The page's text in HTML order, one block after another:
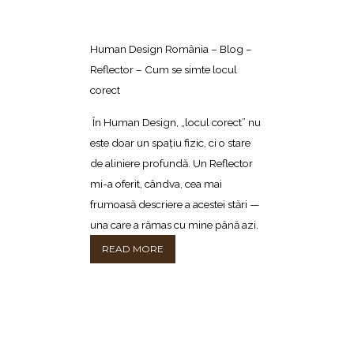
Human Design România – Blog –
Reflector – Cum se simte locul
corect
În Human Design, „locul corect” nu
este doar un spațiu fizic, ci o stare
de aliniere profundă. Un Reflector
mi-a oferit, cândva, cea mai
frumoasă descriere a acestei stări —
una care a rămas cu mine până azi.
READ MORE